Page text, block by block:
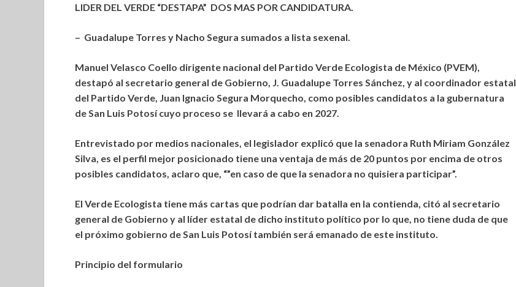
LIDER DEL VERDE “DESTAPA” DOS MAS POR CANDIDATURA.
– Guadalupe Torres y Nacho Segura sumados a lista sexenal.
Manuel Velasco Coello dirigente nacional del Partido Verde Ecologista de México (PVEM),
destapó al secretario general de Gobierno, J. Guadalupe Torres Sánchez, y al coordinador estatal
del Partido Verde, Juan Ignacio Segura Morquecho, como posibles candidatos a la gubernatura
de San Luis Potosí cuyo proceso se llevará a cabo en 2027.
Entrevistado por medios nacionales, el legislador explicó que la senadora Ruth Miriam González
Silva, es el perfil mejor posicionado tiene una ventaja de más de 20 puntos por encima de otros
posibles candidatos, aclaro que, “”en caso de que la senadora no quisiera participar”.
El Verde Ecologista tiene más cartas que podrían dar batalla en la contienda, citó al secretario
general de Gobierno y al líder estatal de dicho instituto político por lo que, no tiene duda de que
el próximo gobierno de San Luis Potosí también será emanado de este instituto.
Principio del formulario